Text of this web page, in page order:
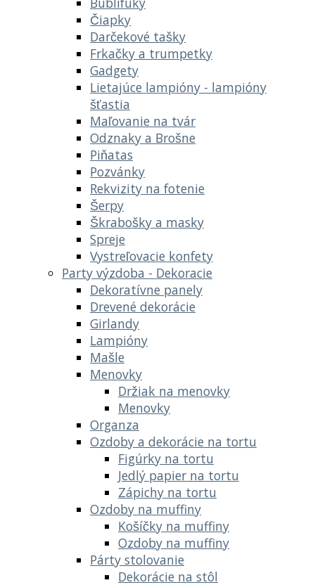
Čiapky
Darčekové tašky
Frkačky a trumpetky
Gadgety
Lietajúce lampióny - lampióny
šťastia
Maľovanie na tvár
Odznaky a Brošne
Piňatas
Pozvánky
Rekvizity na fotenie
Šerpy
Škrabošky a masky
Spreje
Vystreľovacie konfety
Party výzdoba - Dekoracie
Dekoratívne panely
Drevené dekorácie
Girlandy
Lampióny
Mašle
Menovky
Držiak na menovky
Menovky
Organza
Ozdoby a dekorácie na tortu
Figúrky na tortu
Jedlý papier na tortu
Zápichy na tortu
Ozdoby na muffiny
Košíčky na muffiny
Ozdoby na muffiny
Párty stolovanie
Dekorácie na stôl